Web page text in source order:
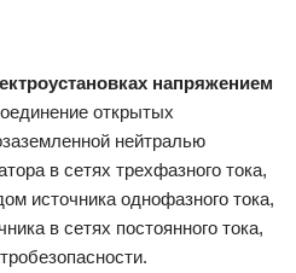
напряжением
открытых
нейтралью
в сетях трехфазного тока,
источника однофазного тока,
в сетях постоянного тока,